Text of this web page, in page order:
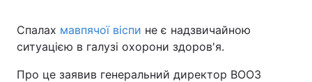
Головна Війна
Спалах мавпячої віспи не є надзвичайною
ситуацією в галузі охорони здоров'я.
Про це заявив генеральний директор ВООЗ